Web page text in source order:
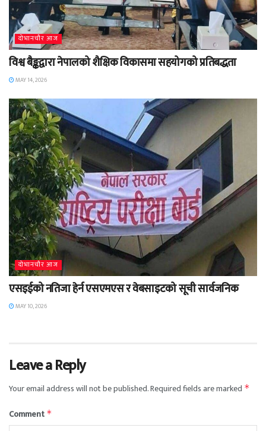
दाेभानचाैर आज
विश्व बैङ्कद्वारा नेपालको शैक्षिक विकासमा सहयोगको प्रतिबद्धता
MAY 14, 2026
दाेभानचाैर आज
एसइईको नतिजा हेर्न एसएमएस र वेबसाइटको सूची सार्वजनिक
MAY 10, 2026
Leave a Reply
Your email address will not be published.Required fields are marked *
Comment *